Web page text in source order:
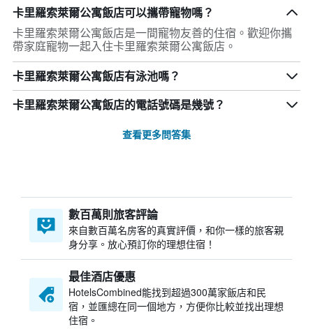
卡里羅索萊爾公寓飯店可以攜帶寵物嗎？
卡里羅索萊爾公寓飯店是一間寵物友善的住宿。歡迎你攜
帶家庭寵物一起入住卡里羅索萊爾公寓飯店。
卡里羅索萊爾公寓飯店有泳池嗎？
卡里羅索萊爾公寓飯店的電話號碼是幾號？
查看更多問答集
數百萬則旅客評論
來自數百萬名房客的真實評價，和你一樣的旅客親
身分享。放心預訂你的理想住宿！
最佳酒店優惠
HotelsCombined​能找到超過300萬家飯店和民
宿，並匯總在同一個地方，方便你比較並找出理想
住宿。